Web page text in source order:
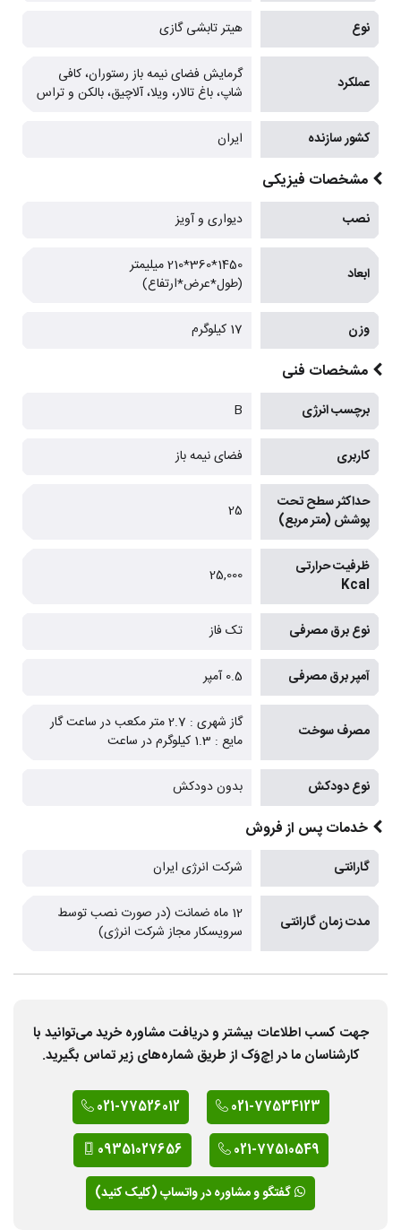
نوع هیتر تابشی گازی
عملکرد
گرمایش فضای نیمه باز رستوران، کافی
شاپ، باغ تالار، ویلا، آلاچیق، بالکن و تراس
کشور سازنده ایران
مشخصات فیزیکی
نصب دیواری و آویز
ابعاد
1450*360*210 میلیمتر
(طول*عرض*ارتفاع)
وزن 17 کیلوگرم
مشخصات فنی
برچسب انرژی B
کاربری فضای نیمه باز
حداکثر سطح تحت
پوشش (متر مربع)
25
ظرفیت حرارتی
Kcal
25,000
نوع برق مصرفی تک فاز
آمپر برق مصرفی 0.5 آمپر
مصرف سوخت
گاز شهری : 2.7 متر مکعب در ساعت گار
مایع : 1.3 کیلوگرم در ساعت
نوع دودکش بدون دودکش
خدمات پس از فروش
گارانتی شرکت انرژی ایران
مدت زمان گارانتی
12 ماه ضمانت (در صورت نصب توسط
سرویسکار مجاز شرکت انرژی)
جهت کسب اطلاعات بیشتر و دریافت مشاوره خرید می‌توانید با
کارشناسان ما در اِچ‌وَک از طریق شماره‌های زیر تماس بگیرید.
021-77534123
021-77526012
021-77510549
09351027656
گفتگو و مشاوره در واتساپ (کلیک کنید)